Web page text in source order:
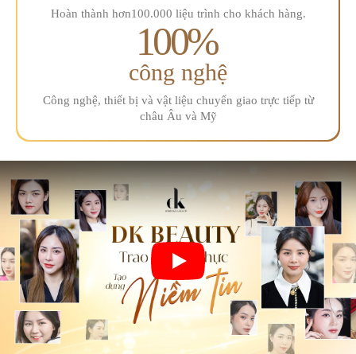
Hoàn thành hơn100.000 liệu trình cho khách hàng.
100%
công nghệ
Công nghệ, thiết bị và vật liệu chuyển giao trực tiếp từ
châu Âu và Mỹ
Play